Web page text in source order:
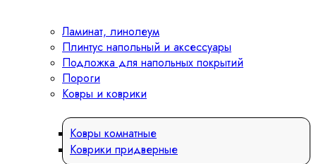
Ламинат, линолеум
Плинтус напольный и аксессуары
Подложка для напольных покрытий
Пороги
Ковры и коврики
Ковры комнатные
Коврики придверные